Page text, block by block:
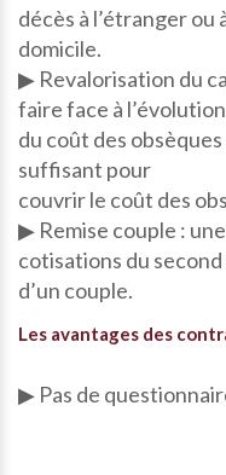
décès à l’étranger ou
domicile.
▶ Revalorisation du
faire face à l’évolution
du coût des
suffisant pour
couvrir le coût des
▶ Remise couple :
cotisations du
d’un couple.
Les avantages des
▶ Pas de